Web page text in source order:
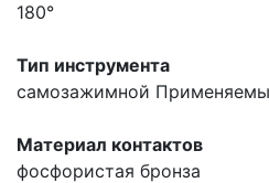
180°
Тип инструмента
самозажимной
Материал контактов
фосфористая бронза